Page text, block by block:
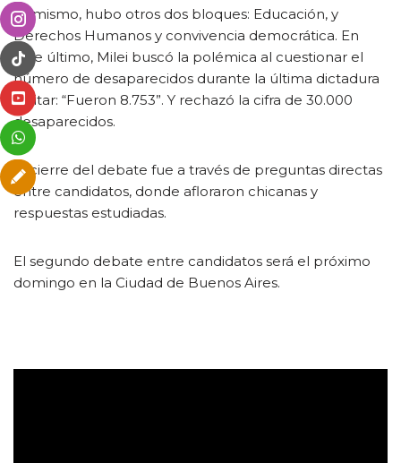
Asimismo, hubo otros dos bloques: Educación, y
Derechos Humanos y convivencia democrática. En
este último, Milei buscó la polémica al cuestionar el
número de desaparecidos durante la última dictadura
militar: “Fueron 8.753”. Y rechazó la cifra de 30.000
desaparecidos.
El cierre del debate fue a través de preguntas directas
entre candidatos, donde afloraron chicanas y
respuestas estudiadas.
El segundo debate entre candidatos será el próximo
domingo en la Ciudad de Buenos Aires.